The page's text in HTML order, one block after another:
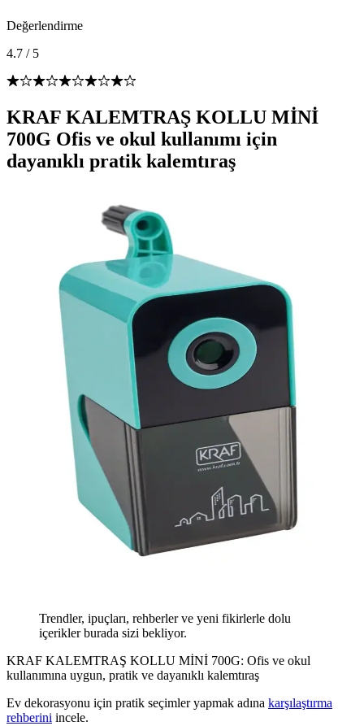
Değerlendirme
4.7 / 5
KRAF KALEMTRAŞ KOLLU MİNİ
700G Ofis ve okul kullanımı için
dayanıklı pratik kalemtıraş
Trendler, ipuçları, rehberler ve yeni fikirlerle dolu
içerikler burada sizi bekliyor.
KRAF KALEMTRAŞ KOLLU MİNİ 700G: Ofis ve okul
kullanımına uygun, pratik ve dayanıklı kalemtıraş
Ev dekorasyonu için pratik seçimler yapmak adına karşılaştırma
rehberini incele.